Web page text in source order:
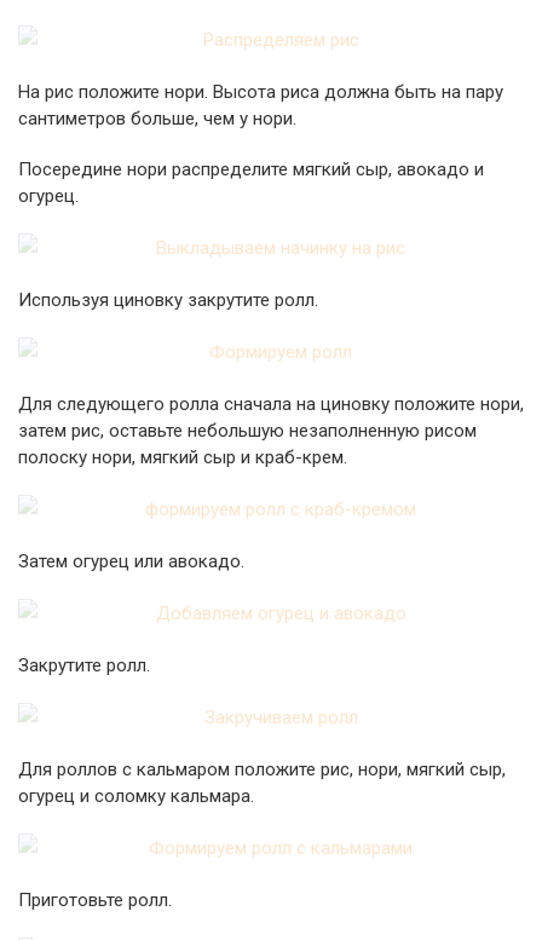
На рис положите нори. Высота риса должна быть на пару
сантиметров больше, чем у нори.
Посередине нори распределите мягкий сыр, авокадо и
огурец.
Используя циновку закрутите ролл.
Для следующего ролла сначала на циновку положите нори,
затем рис, оставьте небольшую незаполненную рисом
полоску нори, мягкий сыр и краб-крем.
Затем огурец или авокадо.
Закрутите ролл.
Для роллов с кальмаром положите рис, нори, мягкий сыр,
огурец и соломку кальмара.
Приготовьте ролл.